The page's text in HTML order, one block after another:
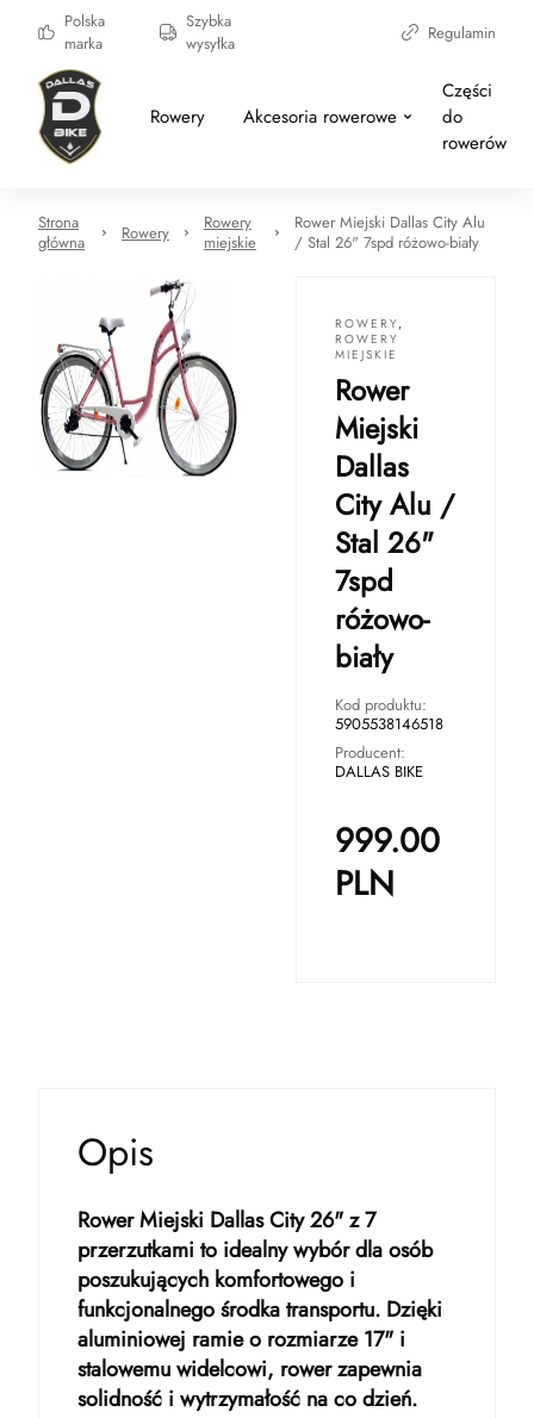
Polska
marka
Szybka
wysyłka
Regulamin
Rowery Akcesoria rowerowe
Części
do
rowerów
Strona
główna
Rowery
Rowery
miejskie
Rower Miejski Dallas City Alu
/ Stal 26" 7spd różowo-biały
ROWERY,
ROWERY
MIEJSKIE
Rower
Miejski
Dallas
City Alu /
Stal 26"
7spd
różowo-
biały
Kod produktu:
5905538146518
Producent:
DALLAS BIKE
999.00
PLN
Opis
Rower Miejski Dallas City 26" z 7
przerzutkami to idealny wybór dla osób
poszukujących komfortowego i
funkcjonalnego środka transportu. Dzięki
aluminiowej ramie o rozmiarze 17" i
stalowemu widelcowi, rower zapewnia
solidność i wytrzymałość na co dzień.